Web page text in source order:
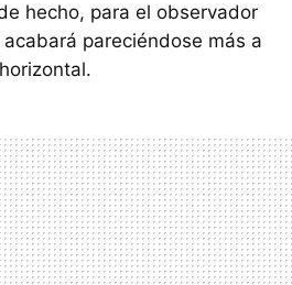
hecho, para el observador
pareciéndose más a